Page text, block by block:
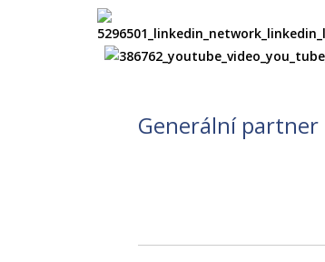
Generální partner